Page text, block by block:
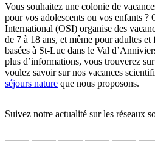
Vous souhaitez une colonie de
pour vos adolescents ou vos enfants ?
International (OSI) organise des
de 7 à 18 ans, et même pour adultes
basées à St-Luc dans le Val
plus d’informations, vous trouverez
voulez savoir sur nos vacances
séjours nature que nous proposons.
Suivez notre actualité sur les réseaux